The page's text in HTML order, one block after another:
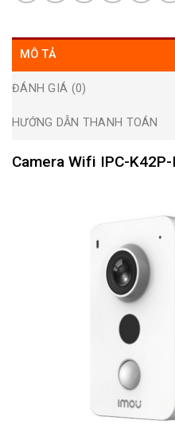
MÔ TẢ
ĐÁNH GIÁ (0)
HƯỚNG DẪN THANH TOÁN
Camera Wifi IPC-K42P-